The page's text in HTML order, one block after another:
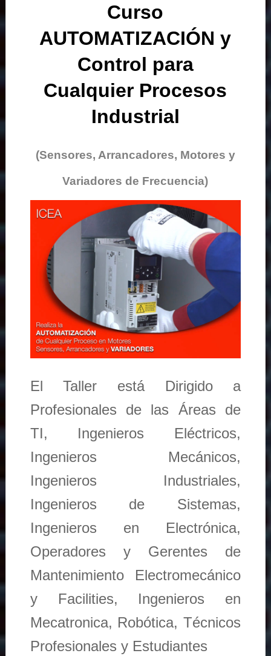
Curso
AUTOMATIZACIÓN y
Control para
Cualquier Procesos
Industrial
(Sensores, Arrancadores, Motores y
Variadores de Frecuencia)
El Taller está Dirigido a
Profesionales de las Áreas de
TI, Ingenieros Eléctricos,
Ingenieros Mecánicos,
Ingenieros Industriales,
Ingenieros de Sistemas,
Ingenieros en Electrónica,
Operadores y Gerentes de
Mantenimiento Electromecánico
y Facilities, Ingenieros en
Mecatronica, Robótica, Técnicos
Profesionales y Estudiantes